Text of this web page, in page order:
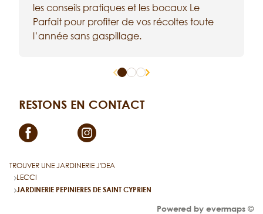
les conseils pratiques et les bocaux Le
Parfait pour profiter de vos récoltes toute
l’année sans gaspillage.
RESTONS EN CONTACT
Facebook Instagram
TROUVER UNE JARDINERIE J'DEA
LECCI
JARDINERIE PEPINIERES DE SAINT CYPRIEN
Powered by evermaps ©